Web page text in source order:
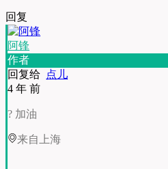
回复
阿锋
作者
回复给 点儿
4 年 前
? 加油
来自上海